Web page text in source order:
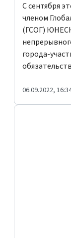
С сентября
членом
(ГСОГ)
города-
06.09.2022,